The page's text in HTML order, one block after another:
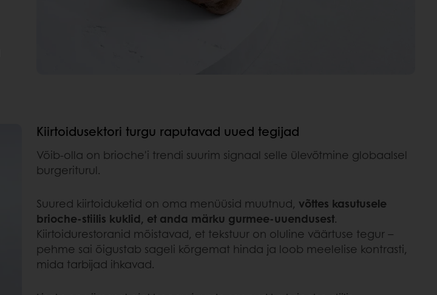
Kiirtoidusektori turgu raputavad uued tegijad
Võib-olla on brioche'i trendi suurim signaal selle ülevõtmine globaalsel
burgeriturul.
Suured kiirtoiduketid on oma menüüsid muutnud, võttes kasutusele
brioche-stiilis kuklid, et anda märku gurmee-uuendusest.
Kiirtoidurestoranid mõistavad, et tekstuur on oluline väärtuse tegur –
pehme sai õigustab sageli kõrgemat hinda ja loob meelelise kontrasti,
mida tarbijad ihkavad.